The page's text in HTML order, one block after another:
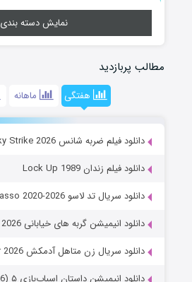
نمایش دسته بندی
مطالب پربازدید
هفتگی ماهانه
دانلود فیلم ضربه شانس Lucky Strike 2026
دانلود فیلم زندان Lock Up 1989
دانلود سریال تد لاسو Ted Lasso 2020-2026
دانلود انیمیشن گربه های خیابانی Alley Cats 2026
دانلود سریال زن متاهل آدمکش A Bona Fide Killer 2026
دانلود انیمیشن داستان اسباب‌بازی ۵ Toy Story 5 (2026)